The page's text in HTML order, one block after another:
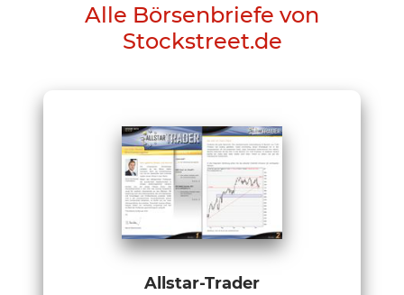
Alle Börsenbriefe von
Stockstreet.de
Allstar-Trader